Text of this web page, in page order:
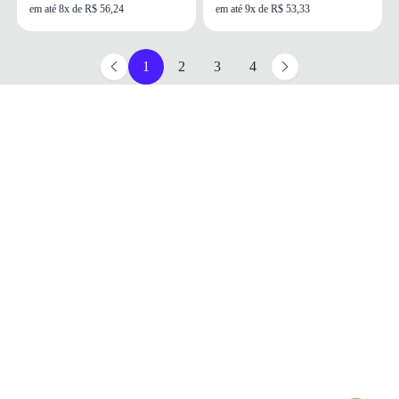
em até 8x de R$ 56,24 em até 9x de R$ 53,33
1 2 3 4